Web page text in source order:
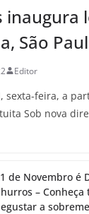
inaugura
São
Editor
sexta-feira, a
Sob nova
de Novembro é
– Conheça
a